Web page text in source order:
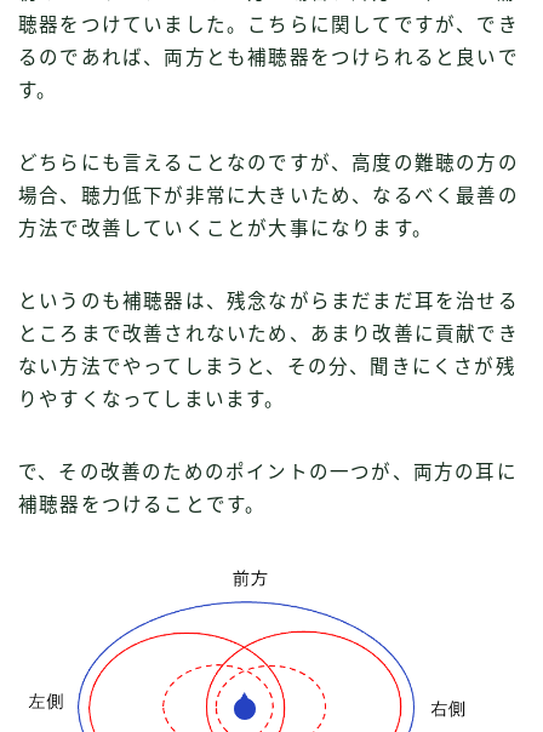
聴器をつけていました。こちらに関してですが、でき
るのであれば、両方とも補聴器をつけられると良いで
す。
どちらにも言えることなのですが、高度の難聴の方の
場合、聴力低下が非常に大きいため、なるべく最善の
方法で改善していくことが大事になります。
というのも補聴器は、残念ながらまだまだ耳を治せる
ところまで改善されないため、あまり改善に貢献でき
ない方法でやってしまうと、その分、聞きにくさが残
りやすくなってしまいます。
で、その改善のためのポイントの一つが、両方の耳に
補聴器をつけることです。